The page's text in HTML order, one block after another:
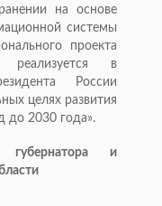
на основе
системы
проекта
реализуется в
России
целях развития
до 2030 года».
и